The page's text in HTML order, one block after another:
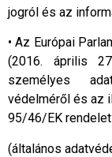
jogról és az
• Az Európai
(2016. április
személyes
védelméről és az
95/46/EK
(általános